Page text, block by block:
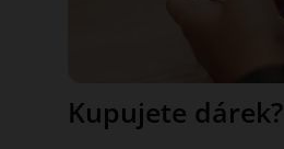
Kupujete dárek?